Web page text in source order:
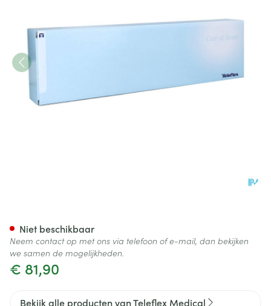
€ 81,90
Niet beschikbaar
Neem contact op met ons via telefoon of e-mail, dan bekijken
we samen de mogelijkheden.
Bekijk alle producten van Teleflex Medical